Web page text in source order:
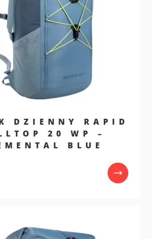
DZIENNY RAPID
20 WP –
BLUE